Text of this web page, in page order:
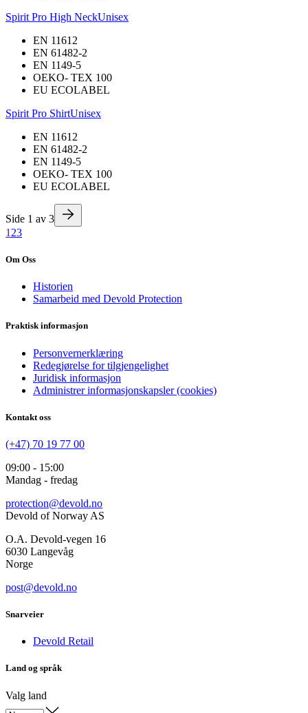
Spirit Pro High NeckUnisex
EN 11612
EN 61482-2
EN 1149-5
OEKO- TEX 100
EU ECOLABEL
Spirit Pro ShirtUnisex
EN 11612
EN 61482-2
EN 1149-5
OEKO- TEX 100
EU ECOLABEL
Side 1 av 3
1 23
Om Oss
Historien
Samarbeid med Devold Protection
Praktisk informasjon
Personvernerklæring
Redegjørelse for tilgjengelighet
Juridisk informasjon
Administrer informasjonskapsler (cookies)
Kontakt oss
(+47) 70 19 77 00
09:00 - 15:00
Mandag - fredag
protection@devold.no
Devold of Norway AS
O.A. Devold-vegen 16
6030 Langevåg
Norge
post@devold.no
Snarveier
Devold Retail
Land og språk
Valg land